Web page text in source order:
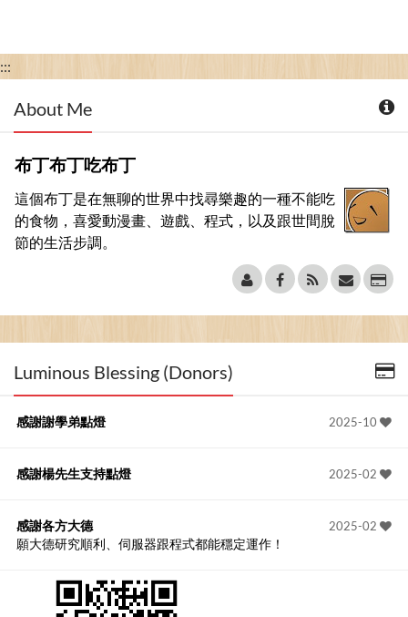
:::
About Me
布丁布丁吃布丁
這個布丁是在無聊的世界中找尋樂趣的一種不能吃
的食物，喜愛動漫畫、遊戲、程式，以及跟世間脫
節的生活步調。
Luminous Blessing (Donors)
2025-10
感謝謝學弟點燈
2025-02
感謝楊先生支持點燈
2025-02
感謝各方大德
願大德研究順利、伺服器跟程式都能穩定運作！